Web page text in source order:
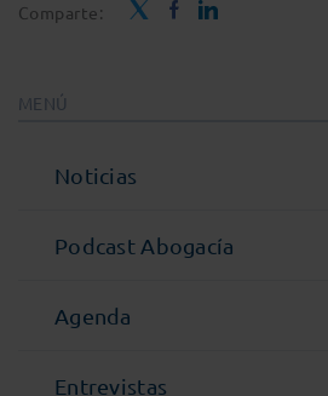
Comparte:
MENÚ
Noticias
Podcast Abogacía
Agenda
Entrevistas